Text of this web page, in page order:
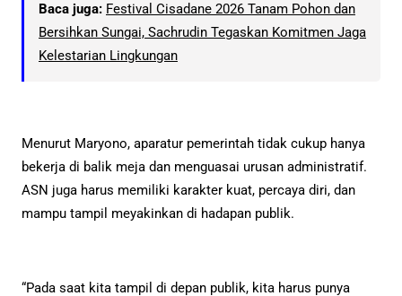
Baca juga: Festival Cisadane 2026 Tanam Pohon dan
Bersihkan Sungai, Sachrudin Tegaskan Komitmen Jaga
Kelestarian Lingkungan
Menurut Maryono, aparatur pemerintah tidak cukup hanya
bekerja di balik meja dan menguasai urusan administratif.
ASN juga harus memiliki karakter kuat, percaya diri, dan
mampu tampil meyakinkan di hadapan publik.
“Pada saat kita tampil di depan publik, kita harus punya